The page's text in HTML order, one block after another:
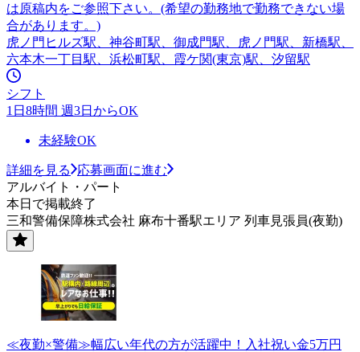
は原稿内をご参照下さい。(希望の勤務地で勤務できない場
合があります。)
虎ノ門ヒルズ駅、神谷町駅、御成門駅、虎ノ門駅、新橋駅、
六本木一丁目駅、浜松町駅、霞ケ関(東京)駅、汐留駅
シフト
1日8時間 週3日からOK
未経験OK
詳細を見る
応募画面に進む
アルバイト・パート
本日で掲載終了
三和警備保障株式会社 麻布十番駅エリア 列車見張員(夜勤)
≪夜勤×警備≫幅広い年代の方が活躍中！入社祝い金5万円